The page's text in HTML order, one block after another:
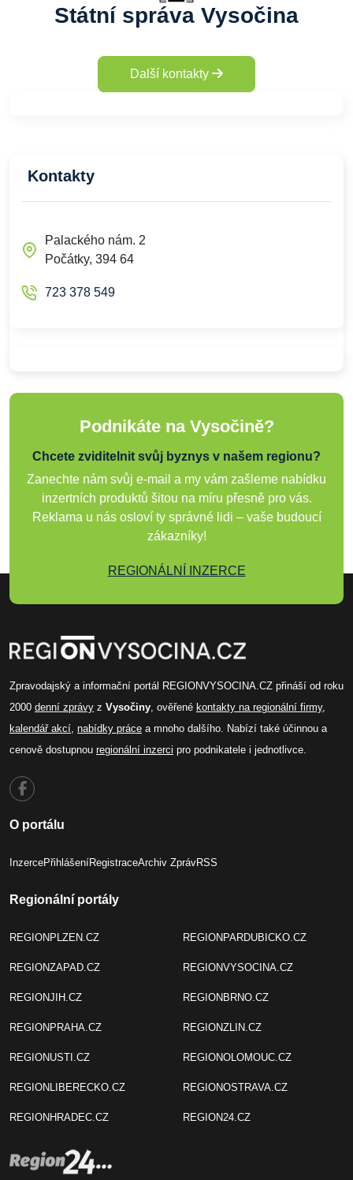
Státní správa Vysočina
Další kontakty
Kontakty
Palackého nám. 2
Počátky, 394 64
723 378 549
Podnikáte na Vysočině?
Chcete zviditelnit svůj byznys v našem regionu?
Zanechte nám svůj e-mail a my vám zašleme nabídku
inzertních produktů šitou na míru přesně pro vás.
Reklama u nás osloví ty správné lidi – vaše budoucí
zákazníky!
REGIONÁLNÍ INZERCE
Zpravodajský a informační portál REGIONVYSOCINA.CZ přináší od roku
2000 denní zprávy z Vysočiny , ověřené kontakty na regionální firmy,
kalendář akcí nabídky práce a mnoho dalšího. Nabízí také účinnou a
cenově dostupnou regionální inzerci pro podnikatele i jednotlivce.
O portálu
InzercePřihlášeníRegistraceArchiv ZprávRSS
Regionální portály
REGIONPLZEN.CZ
REGIONZAPAD.CZ
REGIONJIH.CZ
REGIONPRAHA.CZ
REGIONUSTI.CZ
REGIONLIBERECKO.CZ
REGIONHRADEC.CZ
REGIONPARDUBICKO.CZ
REGIONVYSOCINA.CZ
REGIONBRNO.CZ
REGIONZLIN.CZ
REGIONOLOMOUC.CZ
REGIONOSTRAVA.CZ
REGION24.CZ